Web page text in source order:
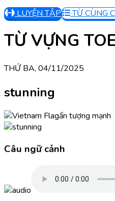
LUYỆN TẬP
TỪ CÙNG
TỪ VỰNG
THỨ BA, 04/11/2025
stunning
ấn tượng mạnh
Câu ngữ cảnh